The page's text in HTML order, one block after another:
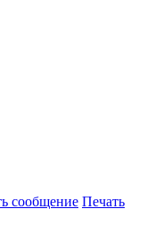
сообщение Печать